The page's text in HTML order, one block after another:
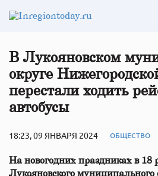
В Лукояновском
округе
перестали ходить
автобусы
18:23, 09 ЯНВАРЯ 2024 ОБЩЕСТВО
На новогодних праздниках в 18
Лукояновского муниципального